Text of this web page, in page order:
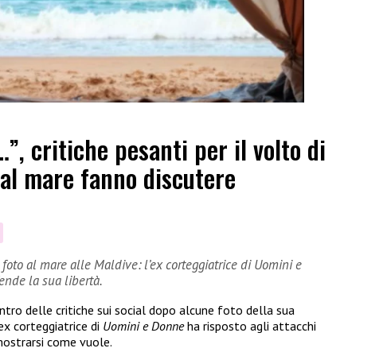
critiche pesanti per il volto di
mare fanno discutere
al mare alle Maldive: l’ex corteggiatrice di Uomini e
la sua libertà.
delle critiche sui social dopo alcune foto della sua
corteggiatrice di Uomini e Donneha risposto agli attacchi
come vuole.